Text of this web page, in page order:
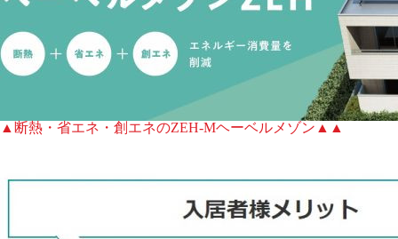
熱・省エネ・創エネのZEH-Mヘーベルメゾン▲▲